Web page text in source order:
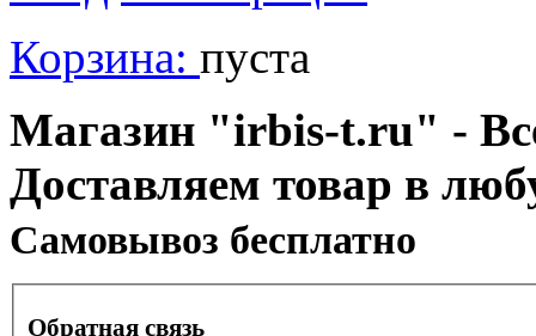
Корзина: пуста
Магазин "irbis-t.ru" -
Доставляем товар в
Cамовывоз бесплатно
Обратная связь